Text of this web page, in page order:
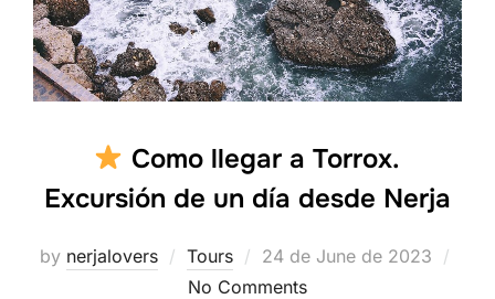
Como llegar a Torrox.
Excursión de un día desde Nerja
by nerjalovers Tours
Posted
on
24 de June de 2023
No Comments